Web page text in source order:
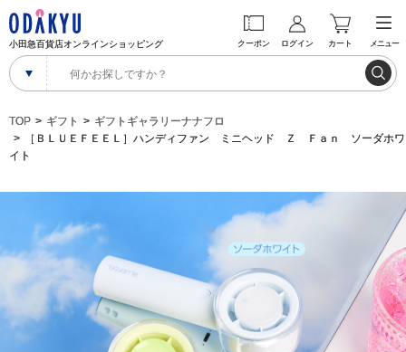
小田急百貨店オンラインショッピング クーポン ログイン カート メニュー
TOP ギフト
ギフトギャラリーナナフロ
［ＢＬＵＥＦＥＥＬ］ハンディファン ミニヘッド Ｚ Ｆａｎ ソーダホワ
イト